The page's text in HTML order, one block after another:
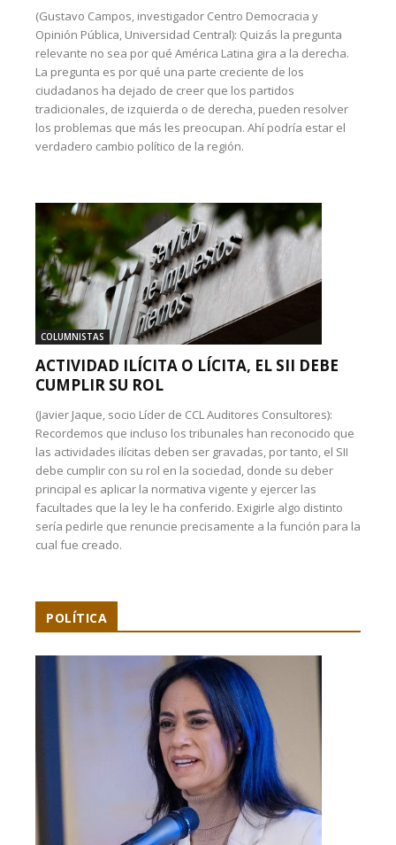
(Gustavo Campos, investigador Centro Democracia y
Opinión Pública, Universidad Central): Quizás la pregunta
relevante no sea por qué América Latina gira a la derecha.
La pregunta es por qué una parte creciente de los
ciudadanos ha dejado de creer que los partidos
tradicionales, de izquierda o de derecha, pueden resolver
los problemas que más les preocupan. Ahí podría estar el
verdadero cambio político de la región.
COLUMNISTAS
ACTIVIDAD ILÍCITA O LÍCITA, EL SII DEBE
CUMPLIR SU ROL
(Javier Jaque, socio Líder de CCL Auditores Consultores):
Recordemos que incluso los tribunales han reconocido que
las actividades ilícitas deben ser gravadas, por tanto, el SII
debe cumplir con su rol en la sociedad, donde su deber
principal es aplicar la normativa vigente y ejercer las
facultades que la ley le ha conferido. Exigirle algo distinto
sería pedirle que renuncie precisamente a la función para la
cual fue creado.
POLÍTICA